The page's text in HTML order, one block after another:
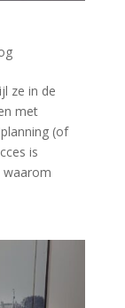
ze in de
met
(of
is
waarom